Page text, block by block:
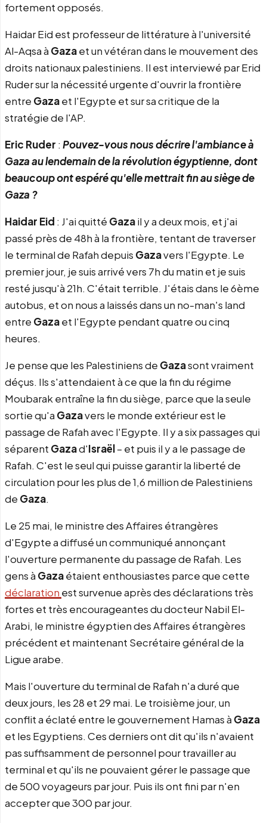
fortement opposés.
Haidar Eid est professeur de littérature à l'université
Al-Aqsa à Gazaet un vétéran dans le mouvement des
droits nationaux palestiniens. Il est interviewé par Erid
Ruder sur la nécessité urgente d'ouvrir la frontière
entre Gazaet l'Egypte et sur sa critique de la
stratégie de l'AP.
Eric Ruder : Pouvez-vous nous décrire l'ambiance à
Gazaau lendemain de larévolutionégyptienne, dont
beaucoup ont espéré qu'elle mettrait fin au siège de
Gaza ?
Haidar Eid : J'ai quitté Gazail y a deux mois, et j'ai
passé près de 48h à la frontière, tentant de traverser
le terminal de Rafah depuis Gazavers l'Egypte. Le
premier jour, je suis arrivé vers 7h du matin et je suis
resté jusqu'à 21h. C'était terrible. J'étais dans le 6ème
autobus, et on nous a laissés dans un no-man's land
entre Gazaet l'Egypte pendant quatre ou cinq
heures.
Je pense que les Palestiniens de Gazasont vraiment
déçus. Ils s'attendaient à ce que la fin du régime
Moubarak entraîne la fin du siège, parce que la seule
sortie qu'a Gazavers le monde extérieur est le
passage de Rafah avec l'Egypte. Il y a six passages qui
séparent Gazad'Israël– et puis il y a le passage de
Rafah. C'est le seul qui puisse garantir la liberté de
circulation pour les plus de 1,6 million de Palestiniens
de Gaza.
Le 25 mai, le ministre des Affaires étrangères
d'Egypte a diffusé un communiqué annonçant
l'ouverture permanente du passage de Rafah. Les
gens à Gazaétaient enthousiastes parce que cette
déclaration est survenue après des déclarations très
fortes et très encourageantes du docteur Nabil El-
Arabi, le ministre égyptien des Affaires étrangères
précédent et maintenant Secrétaire général de la
Ligue arabe.
Mais l'ouverture du terminal de Rafah n'a duré que
deux jours, les 28 et 29 mai. Le troisième jour, un
conflit a éclaté entre le gouvernement Hamas à Gaza
et les Egyptiens. Ces derniers ont dit qu'ils n'avaient
pas suffisamment de personnel pour travailler au
terminal et qu'ils ne pouvaient gérer le passage que
de 500 voyageurs par jour. Puis ils ont fini par n'en
accepter que 300 par jour.